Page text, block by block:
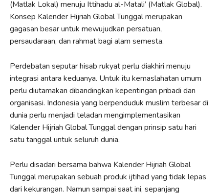
(Matlak Lokal) menuju Ittihadu al-Matali’ (Matlak Global).
Konsep Kalender Hijriah Global Tunggal merupakan
gagasan besar untuk mewujudkan persatuan,
persaudaraan, dan rahmat bagi alam semesta.
Perdebatan seputar hisab rukyat perlu diakhiri menuju
integrasi antara keduanya. Untuk itu kemaslahatan umum
perlu diutamakan dibandingkan kepentingan pribadi dan
organisasi. Indonesia yang berpenduduk muslim terbesar di
dunia perlu menjadi teladan mengimplementasikan
Kalender Hijriah Global Tunggal dengan prinsip satu hari
satu tanggal untuk seluruh dunia.
Perlu disadari bersama bahwa Kalender Hijriah Global
Tunggal merupakan sebuah produk ijtihad yang tidak lepas
dari kekurangan. Namun sampai saat ini, sepanjang